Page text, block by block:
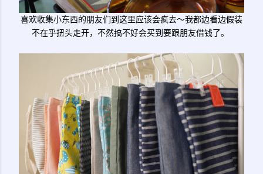
喜欢收集小东西的朋友们到这里应该会疯去～我都边看边假装
不在乎扭头走开，不然搞不好会买到要跟朋友借钱了。